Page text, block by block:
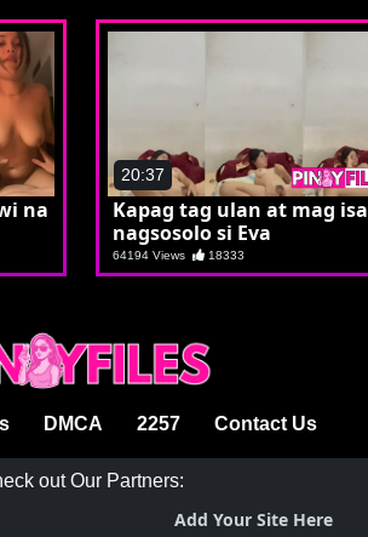
na
20:37
Kapag tag ulan at mag isa
nagsosolo si Eva
64194 Views 18333
DMCA 2257 Contact Us
out Our Partners:
Add Your Site Here